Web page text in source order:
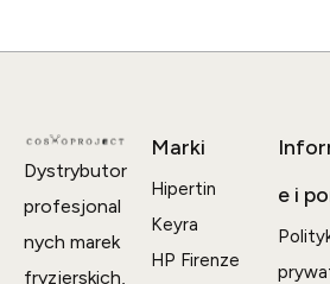
Dystrybutor
profesjonal
nych marek
fryzjerskich,
Marki
Hipertin
Keyra
HP Firenze
e i